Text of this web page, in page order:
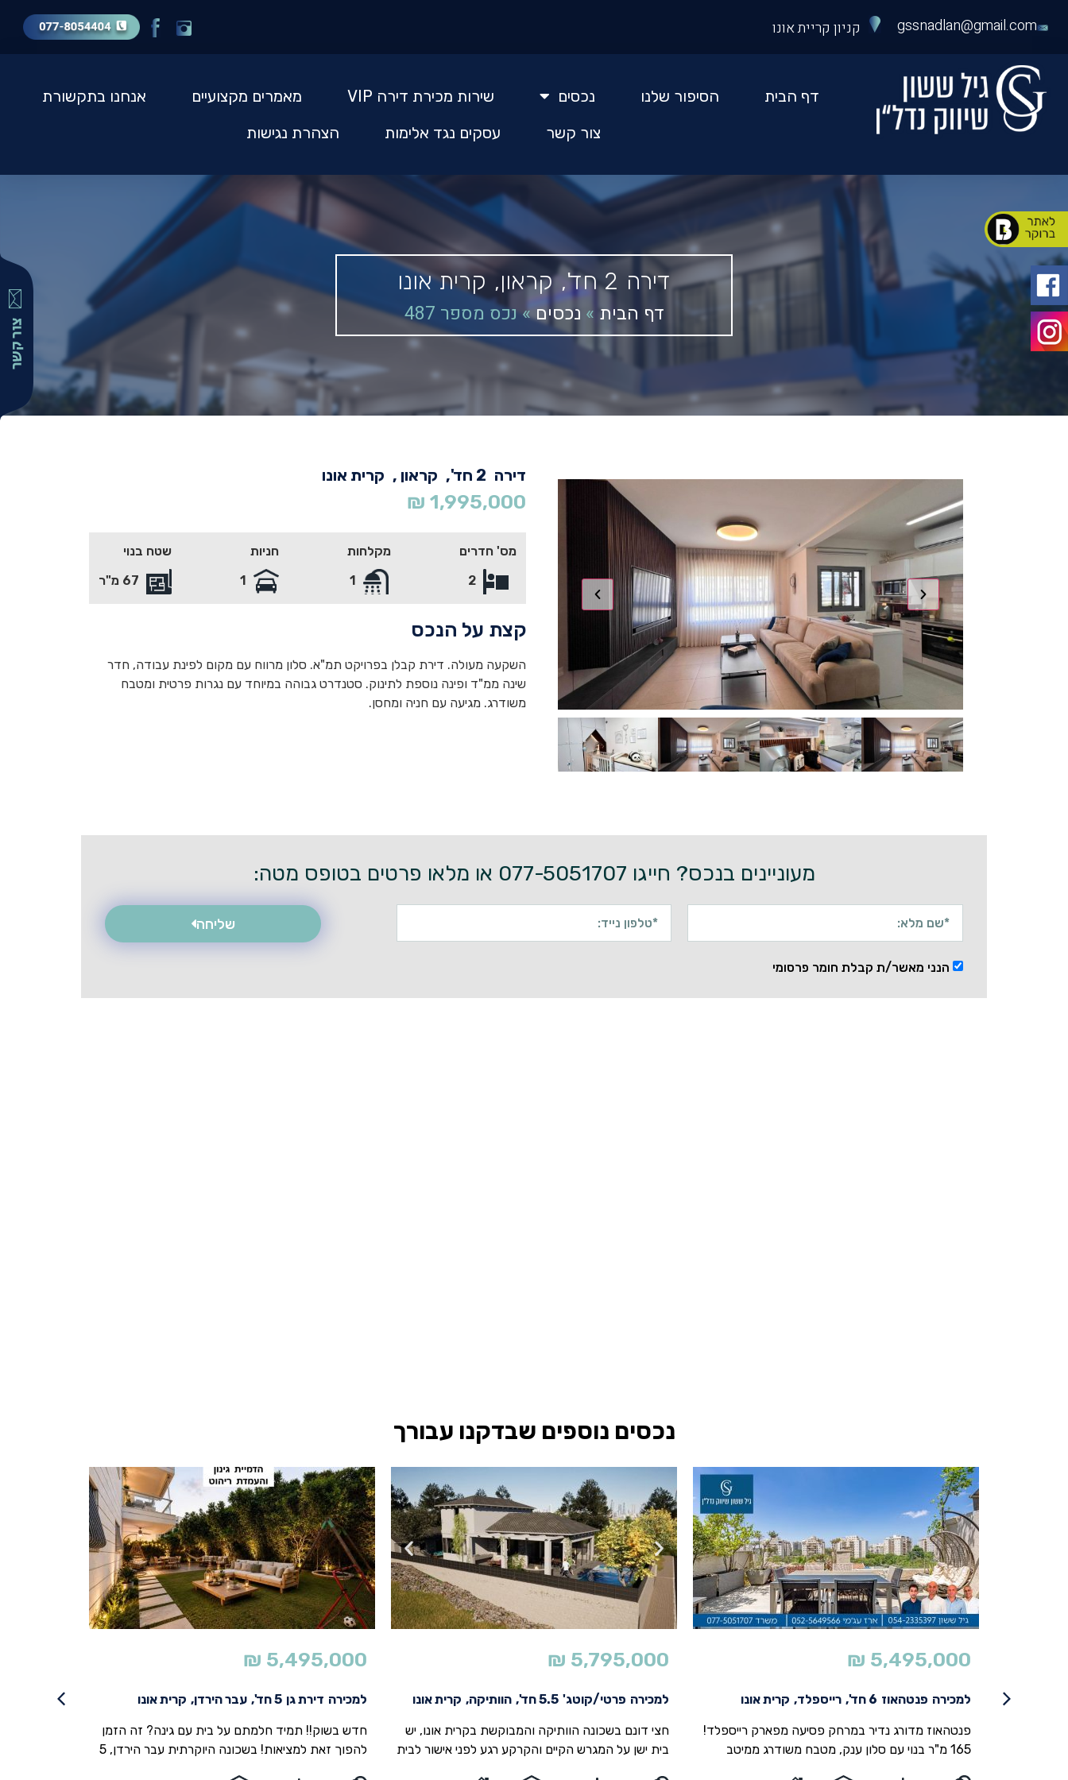
מספר
שיווק
gssnadlan@gmail.com קניון קריית אונו
דף הבית הסיפור שלנו נכסים שירות מכירת דירה VIP מאמרים מקצועיים
אנחנו בתקשורת
צור קשר
עסקים נגד אלימות הצהרת נגישות
דירה 2 חד', קראון, קרית אונו
דף הבית » נכסים»נכס מספר 487
דירה 2 חד', קראון , קרית אונו
1,995,000
₪
מס' חדרים
2
מקלחות
חניות
שטח בנוי
קצת על הנכס
השקעה מעולה. דירת קבלן בפרויקט תמ"א. סלון מרווח עם מקום לפינת עבודה, חדר
שינה ממ"ד ופינה נוספת לתינוק. סטנדרט גבוהה במיוחד עם נגרות פרטית ומטבח
משודרג. מגיעה עם חניה ומחסן.
מעוניינים בנכס? חייגו 077-5051707 או מלאו פרטים בטופס מטה:
הנני מאשר/ת קבלת חומר פרסומי
שליחה
נכסים נוספים שבדקנו עבורך
5,495,000
₪
למכירה פנטהאוז 6 חד', רייספלד, קרית אונו
פנטהאוז מדורג נדיר במרחק פסיעה מפארק רייספלד!
165 מ"ר בנוי עם סלון ענק, מטבח משודרג ממיטב
5,795,000
₪
למכירה פרטי/קוטג' 5.5 חד', הוותיקה, קרית אונו
חצי דונם בשכונה הוותיקה והמבוקשת בקרית אונו, יש
בית ישן על המגרש הקיים והקרקע רגע לפני אישור לבית
5,495,000
₪
למכירה דירת גן 5 חד', עבר הירדן, קרית אונו
חדש בשוק!! תמיד חלמתם על בית עם גינה? זה הזמן
להפוך זאת למציאות! בשכונה היוקרתית עבר הירדן, 5
למכירה